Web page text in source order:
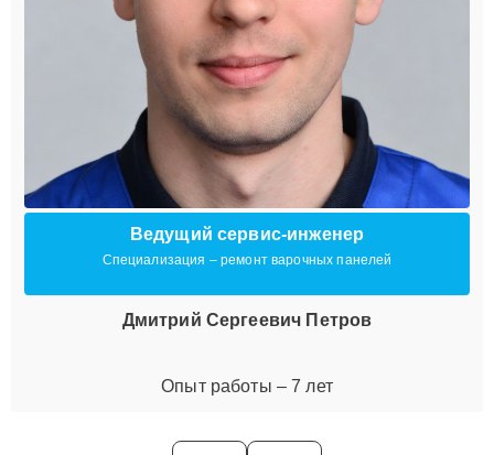
Ведущий сервис-инженер
Специализация – ремонт варочных панелей
Дмитрий Сергеевич Петров
Опыт работы – 7 лет